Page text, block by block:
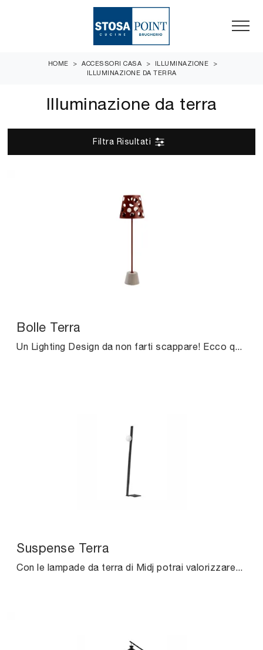
HOME > ACCESSORI CASA > ILLUMINAZIONE
>
ILLUMINAZIONE DA TERRA
Illuminazione da terra
Filtra Risultati
Bolle Terra
Un Lighting Design da non farti scappare! Ecco qui la lampada da terra moderna Bolle Terra di Midj.
Suspense Terra
Con le lampade da terra di Midj potrai valorizzare i tuoi spazi: clicca e scopri l'Illuminazione moderna Suspense Terra!